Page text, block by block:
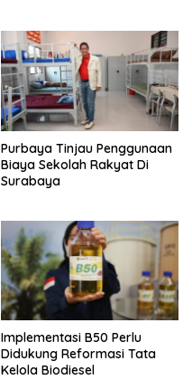
Purbaya Tinjau Penggunaan
Biaya Sekolah Rakyat Di
Surabaya
Implementasi B50 Perlu
Didukung Reformasi Tata
Kelola Biodiesel